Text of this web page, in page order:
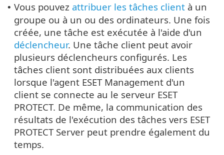
• Vous pouvez attribuer les tâches client à un
groupe ou à un ou des ordinateurs. Une fois
créée, une tâche est exécutée à l'aide d'un
déclencheur. Une tâche client peut avoir
plusieurs déclencheurs configurés. Les
tâches client sont distribuées aux clients
lorsque l'agent ESET Management d'un
client se connecte au le serveur ESET
PROTECT. De même, la communication des
résultats de l'exécution des tâches vers ESET
PROTECT Server peut prendre également du
temps.